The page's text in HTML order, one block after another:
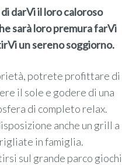
darVi il loro caloroso
sarà loro premura farVi
un sereno soggiorno.
potrete profittare di
il sole e godere di una
di completo relax.
anche un grill a
in famiglia.
sul grande parco giochi